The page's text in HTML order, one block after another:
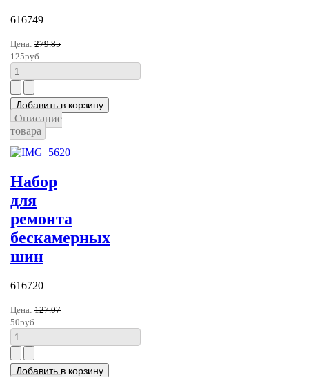
616749
Цена: 279.85
125руб.
Описание
товара
Набор
для
ремонта
бескамерных
шин
616720
Цена: 127.07
50руб.